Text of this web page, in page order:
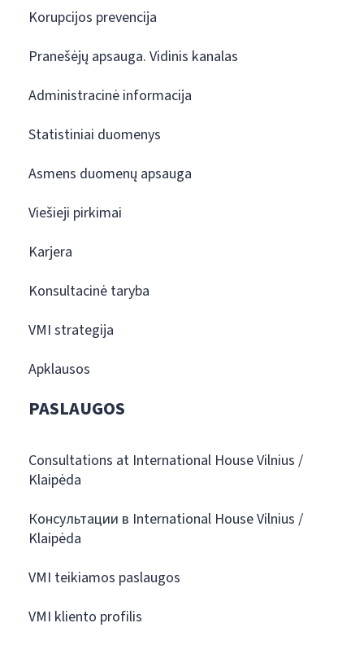
Korupcijos prevencija
Pranešėjų apsauga. Vidinis kanalas
Administracinė informacija
Statistiniai duomenys
Asmens duomenų apsauga
Viešieji pirkimai
Karjera
Konsultacinė taryba
VMI strategija
Apklausos
PASLAUGOS
Consultations at International House Vilnius /
Klaipėda
Консультации в International House Vilnius /
Klaipėda
VMI teikiamos paslaugos
VMI kliento profilis